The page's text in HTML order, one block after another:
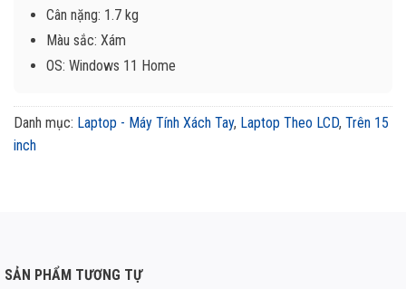
Cân nặng: 1.7 kg
Màu sắc: Xám
OS: Windows 11 Home
Danh mục: Laptop - Máy Tính Xách Tay, Laptop Theo LCD, Trên 15
inch
SẢN PHẨM TƯƠNG TỰ